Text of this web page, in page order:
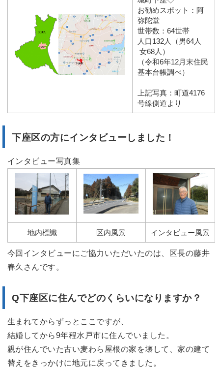
お勧めスポット：阿
弥陀堂
世帯数：64世帯
人口132人（男64人
女68人）
（令和6年12月末住民
基本台帳調べ）
上記写真：町道4176
号線側道より
下座区の方にインタビューしました！
インタビュー写真集
地内標識 区内風景 インタビュー風景
今回インタビューにご協力いただいたのは、区長の藤井
春久さんです。
Q下座区に住んでどのくらいになりますか？
生まれてからずっとここですが、
結婚してから9年程水戸市に住んでいました。
親が住んでいた古い麦わら屋根の家を壊して、家の建て
替えをきっかけに地元に戻ってきました。